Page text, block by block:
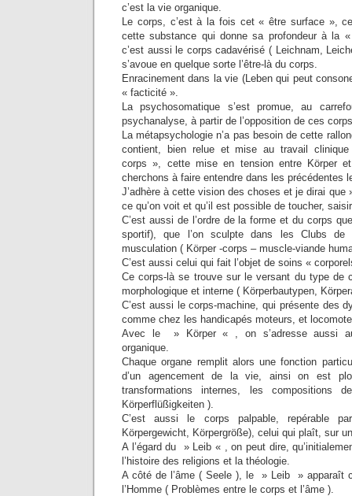
c’est la vie organique.
Le corps, c’est à la fois cet « être surface »,
cette substance qui donne sa profondeur à la
c’est aussi le corps cadavérisé ( Leichnam,
s’avoue en quelque sorte l’être-là du corps.
Enracinement dans la vie (Leben qui peut
« facticité ».
La psychosomatique s’est promue, au
psychanalyse, à partir de l’opposition de ces
La métapsychologie n’a pas besoin de cette
contient, bien relue et mise au travail
corps », cette mise en tension entre Körper
cherchons à faire entendre dans les précédentes
J’adhère à cette vision des choses et je dirai que
ce qu’on voit et qu’il est possible de toucher,
C’est aussi de l’ordre de la forme et du corps
sportif), que l’on sculpte dans les Clubs
musculation ( Körper -corps – muscle-viande
C’est aussi celui qui fait l’objet de soins «
Ce corps-là se trouve sur le versant du type de
morphologique et interne ( Körperbautypen,
C’est aussi le corps-machine, qui présente des
comme chez les handicapés moteurs, et
Avec le » Körper « , on s’adresse aussi
organique.
Chaque organe remplit alors une fonction
d’un agencement de la vie, ainsi on est
transformations internes, les compositions
Körperflüßigkeiten ).
C’est aussi le corps palpable, repérable
Körpergewicht, Körpergröße), celui qui plaît, sur
A l’égard du » Leib « , on peut dire,
l’histoire des religions et la théologie.
A côté de l’âme ( Seele ), le » Leib » apparaît
l’Homme ( Problèmes entre le corps et l’âme ).